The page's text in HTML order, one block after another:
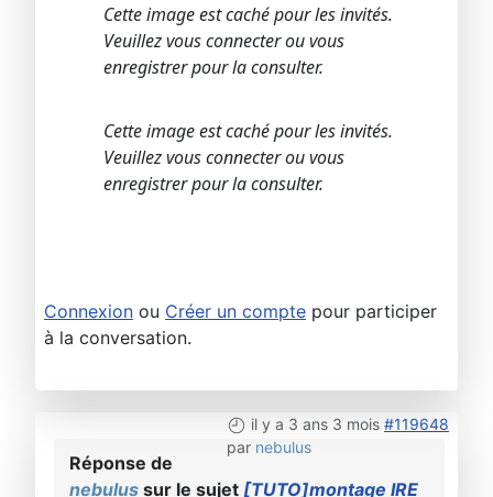
Cette image est caché pour les invités.
Veuillez vous connecter ou vous
enregistrer pour la consulter.
Cette image est caché pour les invités.
Veuillez vous connecter ou vous
enregistrer pour la consulter.
Connexion ou Créer un compte pour participer
à la conversation.
il y a 3 ans 3 mois #119648
par nebulus
Réponse de
nebulus sur le sujet [TUTO]montage IRE